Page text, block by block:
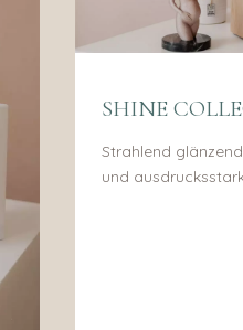
SHINE
Strahlend
und